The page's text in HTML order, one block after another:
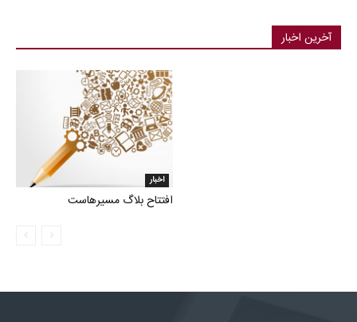
آخرین اخبار
اخبار
افتتاح بلاگ مسیرهاست